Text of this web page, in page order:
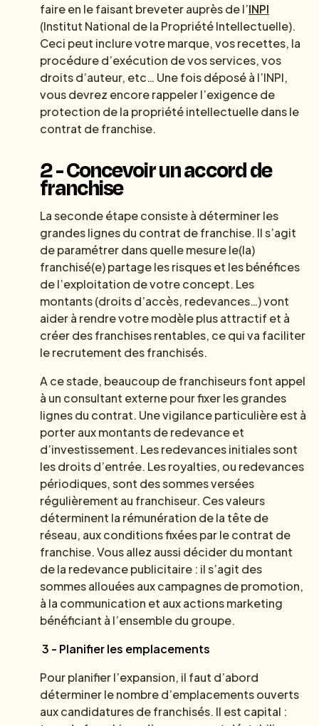
faire en le faisant breveter auprès de l’INPI
(Institut National de la Propriété Intellectuelle).
Ceci peut inclure votre marque, vos recettes, la
procédure d’exécution de vos services, vos
droits d’auteur, etc… Une fois déposé à l’INPI,
vous devrez encore rappeler l’exigence de
protection de la propriété intellectuelle dans le
contrat de franchise.
2 - Concevoir un accord de
franchise
La seconde étape consiste à déterminer les
grandes lignes du contrat de franchise. Il s’agit
de paramétrer dans quelle mesure le(la)
franchisé(e) partage les risques et les bénéfices
de l’exploitation de votre concept. Les
montants (droits d’accès, redevances…) vont
aider à rendre votre modèle plus attractif et à
créer des franchises rentables, ce qui va faciliter
le recrutement des franchisés.
A ce stade, beaucoup de franchiseurs font appel
à un consultant externe pour fixer les grandes
lignes du contrat. Une vigilance particulière est à
porter aux montants de redevance et
d’investissement. Les redevances initiales sont
les droits d’entrée. Les royalties, ou redevances
périodiques, sont des sommes versées
régulièrement au franchiseur. Ces valeurs
déterminent la rémunération de la tête de
réseau, aux conditions fixées par le contrat de
franchise. Vous allez aussi décider du montant
de la redevance publicitaire : il s’agit des
sommes allouées aux campagnes de promotion,
à la communication et aux actions marketing
bénéficiant à l’ensemble du groupe.
3 - Planifier les emplacements
Pour planifier l’expansion, il faut d’abord
déterminer le nombre d’emplacements ouverts
aux candidatures de franchisés. Il est capital :